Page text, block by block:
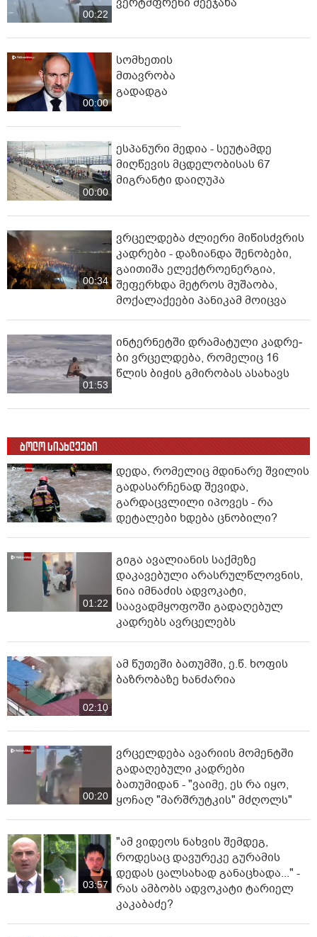
00:22
00:00
სომხეთის
მთავრობა
გადადგა
00:00
ესპანური მედია - სეუტამდე
მიღწევის მცდელობისას 67
მიგრანტი დაიღუპა
00:34
ვრცელდება ძლიერი მიწისძვრის
კადრები - დაზიანდა შენობები,
გაითიშა ელექტროენერგია,
შეფერხდა მეტროს მუშაობა,
მოქალაქეები პანიკამ მოიცვა
01:53
ინ­ტერ­ნეტ­ში დრა­მა­ტუ­ლი კად­რე­
ბი ვრცელდება, რომელიც 16
წლის ბიჭის გმირობას ასახავს
ბოლო სიახლეები
დედა, რომელიც მდინარე შვილის
გადასარჩენად შევიდა,
გარდაცვლილი იპოვეს - რა
დეტალები ხდება ცნობილი?
01:22
გიგა ავალიანის საქმეზე
დაკავებული არასრულწლოვნის,
ნია იმნაძის ადვოკატი,
საავადმყოფოში გადაღებულ
კადრებს ავრცელებს
02:10
ამ წუთეში ბათუმში, ე.წ. ხოფის
ბაზრობაზე ხანძარია
00:20
ვრცელდება ავარიის მომენტში
გადაღებული კადრები
ბათუმიდან - "ვაიმე, ეს რა იყო,
ყოჩაღ "მარშრუტკის" მძღოლს"
03:57
"ამ ვიდეოს ნახვის შემდეგ,
როდესაც დავურეკე გურამის
დედას ცალსახად განაცხადა..." -
რას ამბობს ადვოკატი ტარიელ
კაკაბაძე?